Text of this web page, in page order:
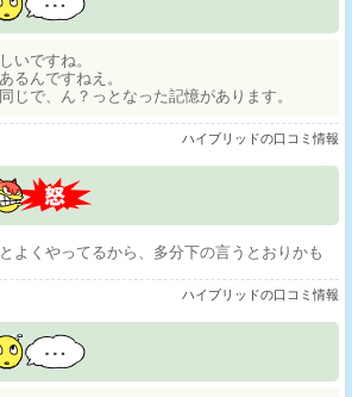
いですね。
るんですねえ。
じで、ん？っとなった記憶があります。
ハイブリッドの口コミ情報
よくやってるから、多分下の言うとおりかも
ハイブリッドの口コミ情報